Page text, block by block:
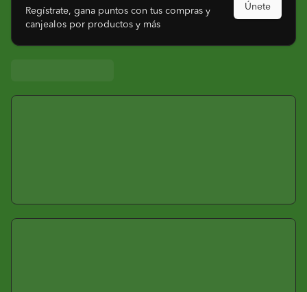
Regístrate, gana puntos con tus compras y
canjealos por productos y más
Únete